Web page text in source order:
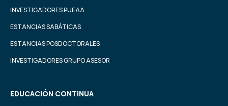
INVESTIGADORES PUEAA
ESTANCIAS SABÁTICAS
ESTANCIAS POSDOCTORALES
INVESTIGADORES GRUPO ASESOR
EDUCACIÓN CONTINUA